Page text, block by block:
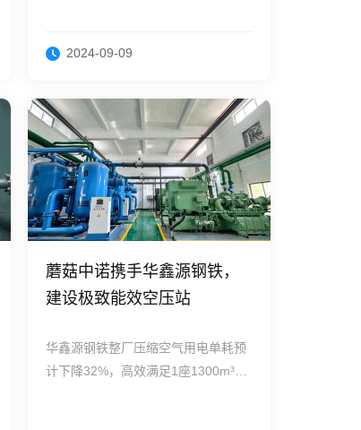
工业企业、超过60多个行业上来。
2024-09-09
蘑菇中诺携手华鑫源钢铁，
建设极致能效空压站
华鑫源钢铁整厂压缩空气用电单耗预
计下降32%，高效满足1座1300m³高